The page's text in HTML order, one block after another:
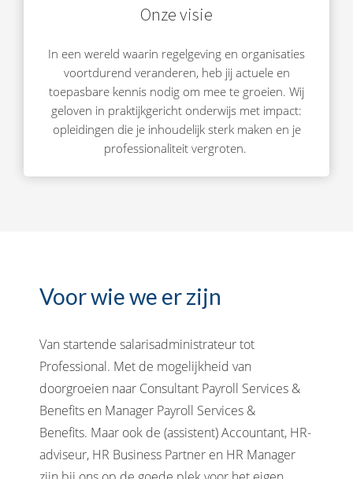
Onze visie
In een wereld waarin regelgeving en organisaties
voortdurend veranderen, heb jij actuele en
toepasbare kennis nodig om mee te groeien. Wij
geloven in praktijkgericht onderwijs met impact:
opleidingen die je inhoudelijk sterk maken en je
professionaliteit vergroten.
Voor wie we er zijn
Van startende salarisadministrateur tot
Professional. Met de mogelijkheid van
doorgroeien naar Consultant Payroll Services &
Benefits en Manager Payroll Services &
Benefits. Maar ook de (assistent) Accountant, HR-
adviseur, HR Business Partner en HR Manager